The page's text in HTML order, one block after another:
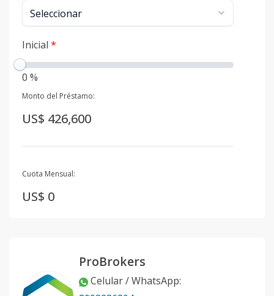
Inicial *
0 %
Monto del Préstamo:
US$ 426,600
Cuota Mensual:
US$ 0
ProBrokers
Celular / WhatsApp: